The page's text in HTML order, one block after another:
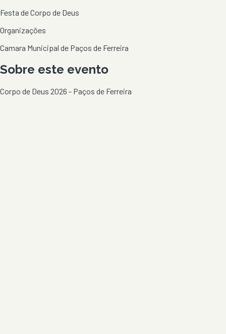
Festa de Corpo de Deus
Organizações
Camara Municipal de Paços de Ferreira
Sobre este evento
Corpo de Deus 2026 - Paços de Ferreira